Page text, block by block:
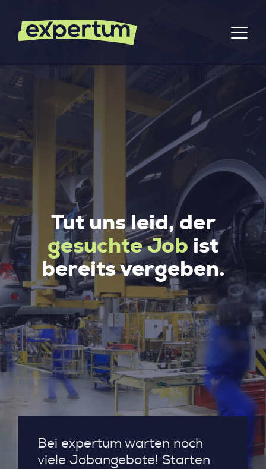
Tut uns leid, der
gesuchte Job ist
bereits vergeben.
Bei expertum warten noch
viele Jobangebote! Starten